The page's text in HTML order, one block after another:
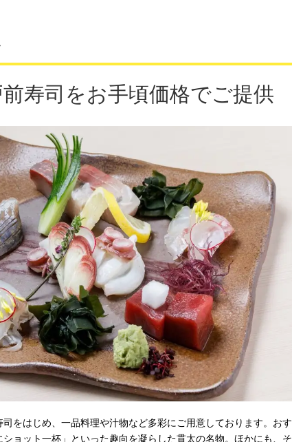
寿司をお手頃価格でご提供
をはじめ、一品料理や汁物など多彩にご用意しております。おす
ョット一杯」といった趣向を凝らした貫太の名物。ほかにも、そ